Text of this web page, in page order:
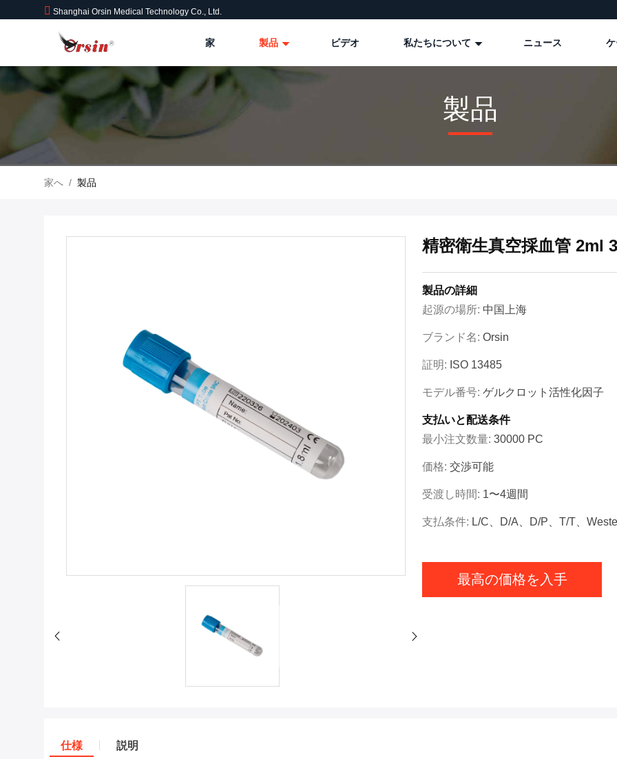
Shanghai Orsin Medical Technology Co., Ltd.
家 製品 ビデオ 私たちについて ニュース
製品
家へ / 製品
精密衛生真空採血管 2ml
製品の詳細
起源の場所: 中国上海
ブランド名: Orsin
証明: ISO 13485
モデル番号: ゲルクロット活性化因子
支払いと配送条件
最小注文数量: 30000 PC
価格: 交渉可能
受渡し時間: 1〜4週間
支払条件: L/C、D/A、D/P、T/T、
最高の価格を入手
仕様 説明